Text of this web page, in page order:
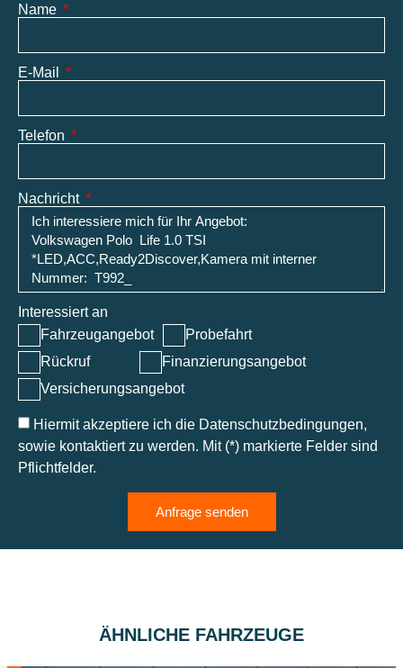
Name
E-Mail
Telefon
Nachricht
Interessiert an
Fahrzeugangebot
Probefahrt
Rückruf
Finanzierungsangebot
Versicherungsangebot
Hiermit akzeptiere ich die Datenschutzbedingungen,
sowie kontaktiert zu werden. Mit (*) markierte Felder sind
Pflichtfelder.
Anfrage senden
ÄHNLICHE FAHRZEUGE